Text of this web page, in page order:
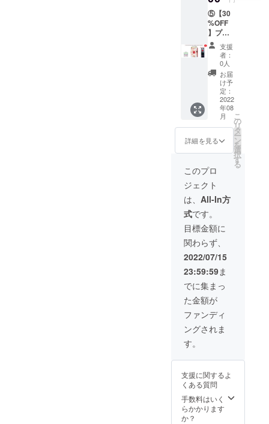
ぷりの
美容液
309ml
です）
ルイン
ワンゲ
ル】内
容量：
50g
【★プ
リマベ
ラパッ
クシー
ト、
フェイ
スパッ
クを1枚
増量】
内容
ス2枚
(各々
27ml)、
腕・ひ
じ用2枚
(80ml)
、脚・
ひざ用2
枚
(80ml)
、デコ
ルテ＆
背中用1
枚
(95ml)
（たっ
ぷりの
美容液
⑤【30
%OFF
】プリ
マベラ
オール
インワ
ンゲル
＋ プリ
マベラ
パック
シート
（フェ
イス
パック
を１枚
増量）
＋ プリ
ザーブ
ドフラ
ワーを
お届け
しま
す。
【★プ
リマベ
ラオー
ルイン
ワンゲ
ル★】
内容
量：
50g
31種類
の培養
【★プ
ラパッ
クシー
ト 、
フェイ
スパッ
支援
者：
0人
お届
け予
定：
2022
年08
月
詳細を見る
こ
の
リ
タ
ー
ン
を
選
択
す
る
このプロ
ジェクト
は、 All-In方
式です。
目標金額に
関わらず、
2022/07/15
23:59:59ま
でに集まっ
た金額が
ファンディ
ングされま
す。
支援に関するよ
くある質問
手数料はいく
らかかります
か？